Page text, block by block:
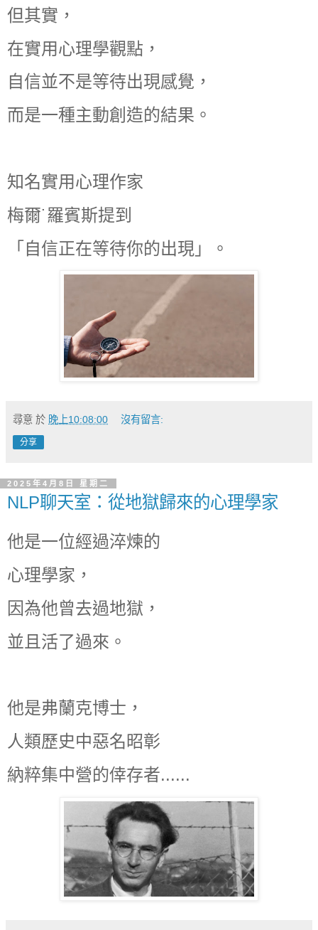
但其實，
在實用心理學觀點，
自信並不是等待出現感覺，
而是一種主動創造的結果。
知名實用心理作家
梅爾˙羅賓斯提到
「自信正在等待你的出現」。
尋意 於 晚上10:08:00 沒有留言:
分享
2025年4月8日 星期二
NLP聊天室：從地獄歸來的心理學家
他是一位經過淬煉的
心理學家，
因為他曾去過地獄，
並且活了過來。
他是弗蘭克博士，
人類歷史中惡名昭彰
納粹集中營的倖存者......